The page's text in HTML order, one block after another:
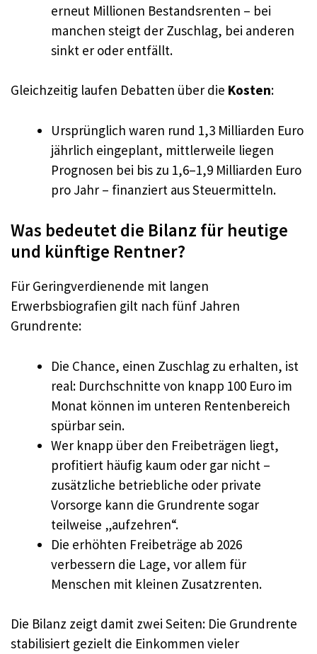
erneut Millionen Bestandsrenten – bei
manchen steigt der Zuschlag, bei anderen
sinkt er oder entfällt.
Gleichzeitig laufen Debatten über die Kosten:
Ursprünglich waren rund 1,3 Milliarden Euro
jährlich eingeplant, mittlerweile liegen
Prognosen bei bis zu 1,6–1,9 Milliarden Euro
pro Jahr – finanziert aus Steuermitteln.
Was bedeutet die Bilanz für heutige
und künftige Rentner?
Für Geringverdienende mit langen
Erwerbsbiografien gilt nach fünf Jahren
Grundrente:
Die Chance, einen Zuschlag zu erhalten, ist
real: Durchschnitte von knapp 100 Euro im
Monat können im unteren Rentenbereich
spürbar sein.
Wer knapp über den Freibeträgen liegt,
profitiert häufig kaum oder gar nicht –
zusätzliche betriebliche oder private
Vorsorge kann die Grundrente sogar
teilweise „aufzehren“.
Die erhöhten Freibeträge ab 2026
verbessern die Lage, vor allem für
Menschen mit kleinen Zusatzrenten.
Die Bilanz zeigt damit zwei Seiten: Die Grundrente
stabilisiert gezielt die Einkommen vieler